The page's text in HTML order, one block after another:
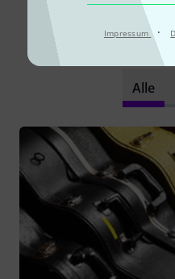
Impressum ·
Schon
Alle